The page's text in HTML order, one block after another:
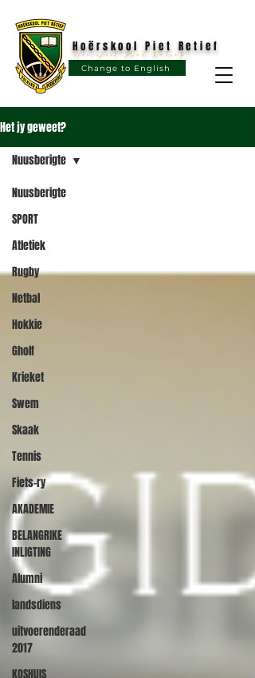
Change to English
Hoërskool Piet Retief
Hoërskool Piet Retief
Het jy geweet?
Nuusberigte
SPORT
Atletiek
Rugby
Netbal
Hokkie
Gholf
Krieket
Swem
Skaak
Tennis
Fiets-ry
AKADEMIE
BELANGRIKE
INLIGTING
Alumni
landsdiens
uitvoerenderaad
2017
KOSHUIS
Nuusberigte